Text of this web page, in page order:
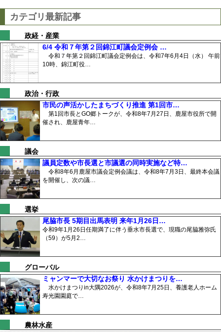
カテゴリ最新記事
政経・産業
6/4 令和７年第２回錦江町議会定例会 …
令和７年第２回錦江町議会定例会は、令和7年6月4日（水） 午前
10時、錦江町役…
政治・行政
市民の声活かしたまちづくり推進 第1回市…
第1回市長とGO郷トークが、令和8年7月27日、鹿屋市役所で開
催され、鹿屋青年…
議会
議員定数や市長選と市議選の同時実施など特…
令和8年6月鹿屋市議会定例会議は、令和8年7月3日、最終本会議
を開催し、次の議…
選挙
尾脇市長 5期目出馬表明 来年1月26日…
令和9年1月26日任期満了に伴う垂水市長選で、現職の尾脇雅弥氏
（59）が5月2…
グローバル
ミャンマーで大切なお祭り 水かけまつりを…
水かけまつりin大隅2026が、令和8年7月25日、養護老人ホーム
寿光園園庭で…
農林水産